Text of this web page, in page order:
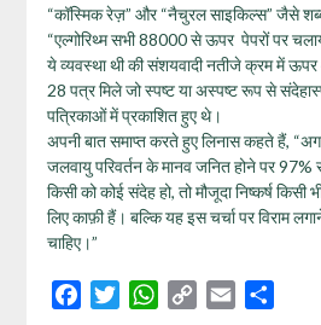
“कॉस्मिक रेज़” और “नैचुरल साइकिल्स” जैसे
“एल्गोरिथ्म सभी 88000 से ऊपर पेपरों पर
ये व्यवस्था थी की संशयवादी नतीजे क्रम में
28 पत्र मिले जो स्पष्ट या अस्पष्ट रूप से
पत्रिकाओं में प्रकाशित हुए थे।
अपनी बात समाप्त करते हुए लिनास कहते हैं,
जलवायु परिवर्तन के मानव जनित होने पर 97%
किसी को कोई संदेह हो, तो मौजूदा निष्कर्ष
लिए काफ़ी हैं। बल्कि यह इस चर्चा पर विराम
चाहिए।”
FacebookTwitterWhatsApp
Copy
Email